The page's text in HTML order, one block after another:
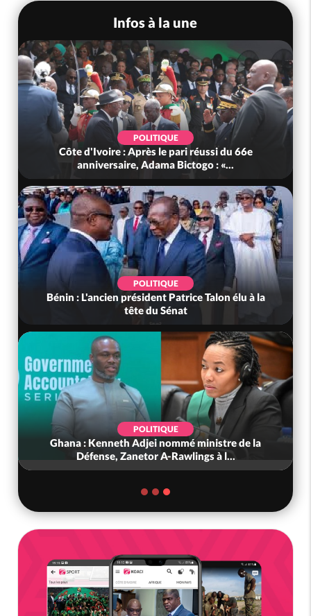
Infos à la une
SOCIÉTÉ
Côte d'Ivoire : Man, deux personnes périssent
dans un incendie
SOCIÉTÉ
Côte d'Ivoire : Daloa, il tue son collègue et
cache 38 millions dans une fo...
POLITIQUE
Côte d'Ivoire : 66e anniversaire de
l'Indépendance, les Forces de Défense e...